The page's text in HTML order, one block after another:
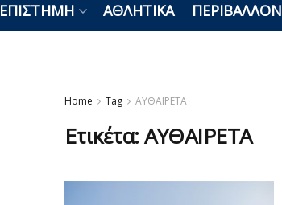
ΕΠΙΣΤΉΜΗ ΑΘΛΗΤΙΚΆ ΠΕΡΙΒΆΛΛΟΝ
Home Tag ΑΥΘΑΙΡΕΤΑ
Ετικέτα:ΑΥΘΑΙΡΕΤΑ